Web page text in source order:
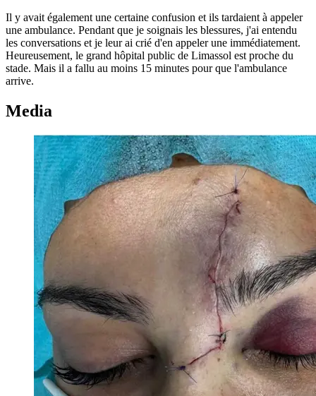
Il y avait également une certaine confusion et ils tardaient à appeler
une ambulance. Pendant que je soignais les blessures, j'ai entendu
les conversations et je leur ai crié d'en appeler une immédiatement.
Heureusement, le grand hôpital public de Limassol est proche du
stade. Mais il a fallu au moins 15 minutes pour que l'ambulance
arrive.
Media